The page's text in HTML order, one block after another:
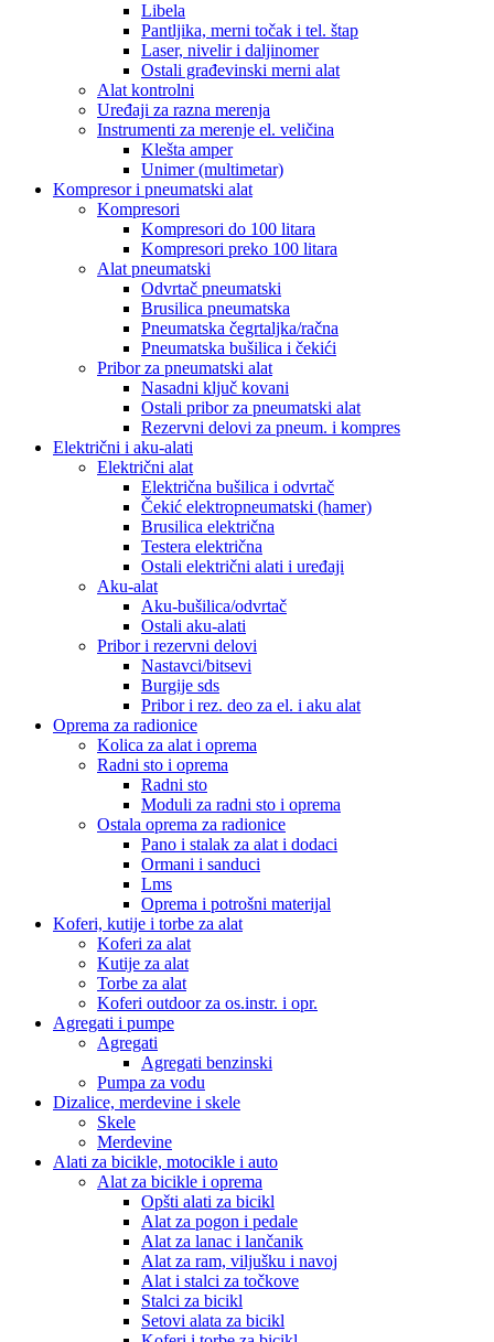
Libela
Pantljika, merni točak i tel. štap
Laser, nivelir i daljinomer
Ostali građevinski merni alat
Alat kontrolni
Uređaji za razna merenja
Instrumenti za merenje el. veličina
Klešta amper
Unimer (multimetar)
Kompresor i pneumatski alat
Kompresori
Kompresori do 100 litara
Kompresori preko 100 litara
Alat pneumatski
Odvrtač pneumatski
Brusilica pneumatska
Pneumatska čegrtaljka/račna
Pneumatska bušilica i čekići
Pribor za pneumatski alat
Nasadni ključ kovani
Ostali pribor za pneumatski alat
Rezervni delovi za pneum. i kompres
Električni i aku-alati
Električni alat
Električna bušilica i odvrtač
Čekić elektropneumatski (hamer)
Brusilica električna
Testera električna
Ostali električni alati i uređaji
Aku-alat
Aku-bušilica/odvrtač
Ostali aku-alati
Pribor i rezervni delovi
Nastavci/bitsevi
Burgije sds
Pribor i rez. deo za el. i aku alat
Oprema za radionice
Kolica za alat i oprema
Radni sto i oprema
Radni sto
Moduli za radni sto i oprema
Ostala oprema za radionice
Pano i stalak za alat i dodaci
Ormani i sanduci
Lms
Oprema i potrošni materijal
Koferi, kutije i torbe za alat
Koferi za alat
Kutije za alat
Torbe za alat
Koferi outdoor za os.instr. i opr.
Agregati i pumpe
Agregati
Agregati benzinski
Pumpa za vodu
Dizalice, merdevine i skele
Skele
Merdevine
Alati za bicikle, motocikle i auto
Alat za bicikle i oprema
Opšti alati za bicikl
Alat za pogon i pedale
Alat za lanac i lančanik
Alat za ram, viljušku i navoj
Alat i stalci za točkove
Stalci za bicikl
Setovi alata za bicikl